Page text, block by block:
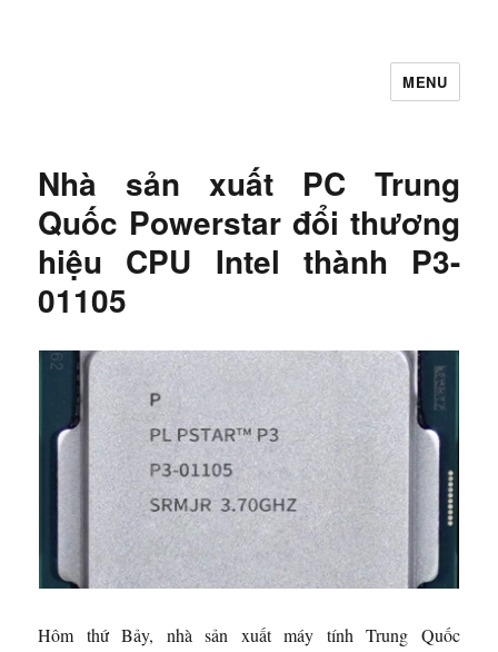
MENU
Nhà sản xuất PC Trung
Quốc Powerstar đổi thương
hiệu CPU Intel thành P3-
01105
Hôm thứ Bảy, nhà sản xuất máy tính Trung Quốc